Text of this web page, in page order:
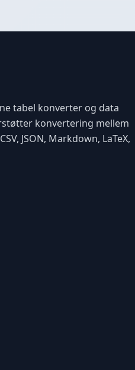
tabel konverter og data
konvertering mellem
JSON, Markdown, LaTeX,